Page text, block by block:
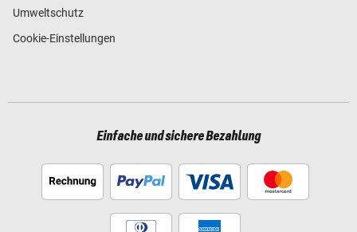
Umweltschutz
Cookie-Einstellungen
Einfache und sichere Bezahlung